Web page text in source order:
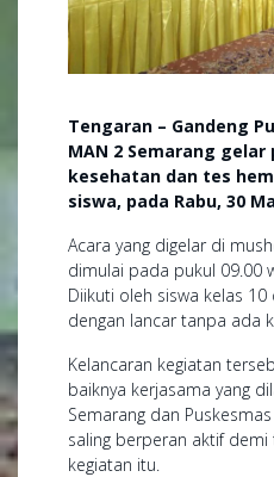
Tengaran – Gandeng
MAN 2 Semarang gelar
kesehatan dan tes
siswa, pada Rabu, 30
Acara yang digelar di
dimulai pada pukul 09.00
Diikuti oleh siswa kelas
dengan lancar tanpa ada
Kelancaran kegiatan
baiknya kerjasama yang
Semarang dan
saling berperan aktif demi
kegiatan itu.